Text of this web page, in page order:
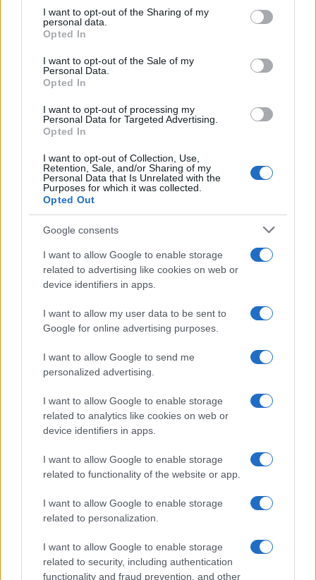
disclose it to other third parties.
Please note that this website/app uses one or more Google
services and may gather and store information including but
not limited to your visit or usage behaviour. You may click to
grant or deny consent to Google and its third-party tags to
consent section.
I want to opt-out of the Sharing of my
personal data.
Opted In
I want to opt-out of the Sale of my
Personal Data.
Opted In
I want to opt-out of processing my
Personal Data for Targeted Advertising.
Opted In
I want to opt-out of Collection, Use,
Retention, Sale, and/or Sharing of my
Personal Data that Is Unrelated with the
Purposes for which it was collected.
Opted Out
Google consents
I want to allow Google to enable storage
related to advertising like cookies on web or
device identifiers in apps.
I want to allow my user data to be sent to
Google for online advertising purposes.
I want to allow Google to send me
personalized advertising.
I want to allow Google to enable storage
related to analytics like cookies on web or
device identifiers in apps.
I want to allow Google to enable storage
related to functionality of the website or app.
I want to allow Google to enable storage
related to personalization.
I want to allow Google to enable storage
related to security, including authentication
functionality and fraud prevention, and other
Non puoi dire di essere stato a
Palermo senza provarla: dove
Due siti UNESCO nello stesso luogo: il
CHI
SIAMO
PARTNERSHIP E
ACCREDITAMENTI
© 2026 - VOLOSCONTATO CONSIGLI E DIARI DI VIAGGIO - P.IVA
04827280654 – TESTATA REGISTRATA AL TRIBUNALE DI NOCERA
INFERIORE N. 3/2026 – REG. N. 1894/2026 ISCRIZIONE AL ROC N.
35792 – ISCRITTA ALL’ANSO (ASSOCIAZIONE NAZIONALE STAMPA
ONLINE)
MAPPA DEL SITO